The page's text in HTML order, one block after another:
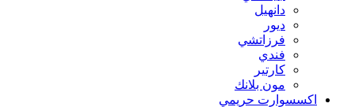
دانهيل
ديور
فرزاتشي
فندي
كارتير
مون بلانك
اكسسوارت حريمي